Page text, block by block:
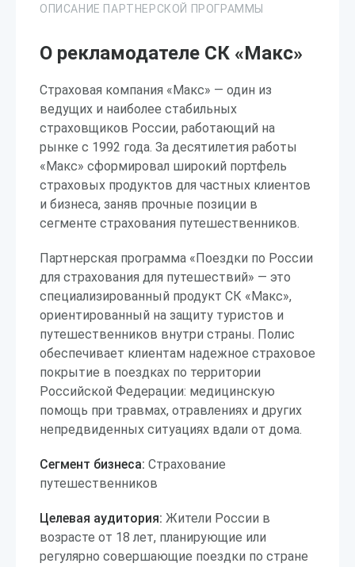
ОПИСАНИЕ ПАРТНЕРСКОЙ ПРОГРАММЫ
О рекламодателе СК «Макс»
Страховая компания «Макс» — один из
ведущих и наиболее стабильных
страховщиков России, работающий на
рынке с 1992 года. За десятилетия работы
«Макс» сформировал широкий портфель
страховых продуктов для частных клиентов
и бизнеса, заняв прочные позиции в
сегменте страхования путешественников.
Партнерская программа «Поездки по России
для страхования для путешествий» — это
специализированный продукт СК «Макс»,
ориентированный на защиту туристов и
путешественников внутри страны. Полис
обеспечивает клиентам надежное страховое
покрытие в поездках по территории
Российской Федерации: медицинскую
помощь при травмах, отравлениях и других
непредвиденных ситуациях вдали от дома.
Сегмент бизнеса: Страхование
путешественников
Целевая аудитория: Жители России в
возрасте от 18 лет, планирующие или
регулярно совершающие поездки по стране